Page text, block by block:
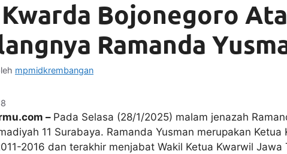
Bojonegoro
Ramanda
mpmidkrembangan
– Pada Selasa (28/1/2025) malam jenazah
11 Surabaya. Ramanda Yusman merupakan Ketua
2016 dan terakhir menjabat Wakil Ketua Kwarwil Jawa